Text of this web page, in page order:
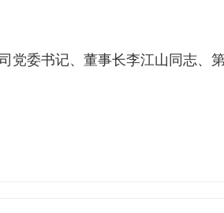
委书记、董事长李江山同志、